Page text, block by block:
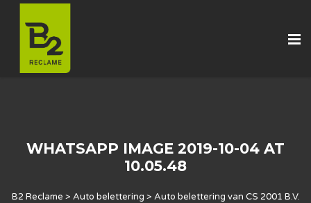
WHATSAPP IMAGE 2019-10-04 AT
10.05.48
B2 Reclame > Auto belettering > Auto belettering van CS 2001 B.V.